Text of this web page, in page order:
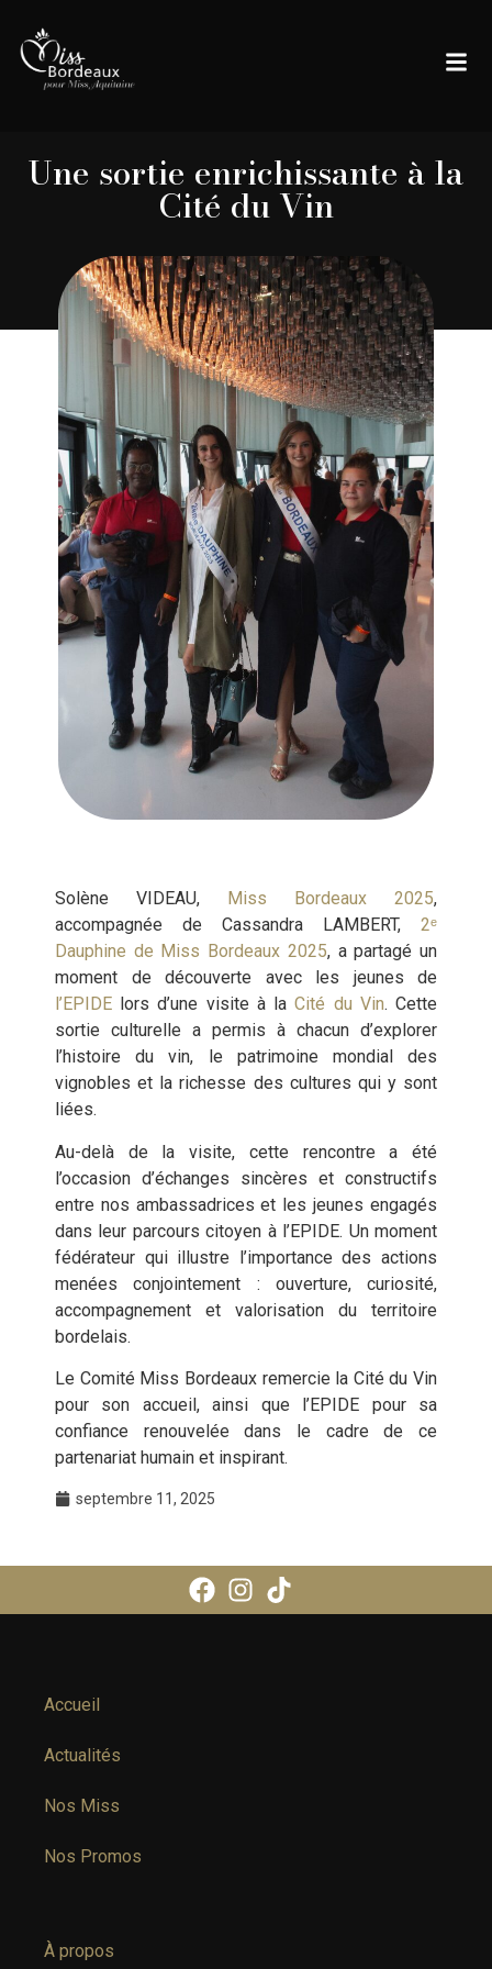
Une sortie enrichissante à la
Cité du Vin
Solène VIDEAU, Miss Bordeaux 2025,
accompagnée de Cassandra LAMBERT, 2ᵉ
Dauphine de Miss Bordeaux 2025, a partagé un
moment de découverte avec les jeunes de
l’EPIDE lors d’une visite à laCité du Vin. Cette
sortie culturelle a permis à chacun d’explorer
l’histoire du vin, le patrimoine mondial des
vignobles et la richesse des cultures qui y sont
liées.
Au-delà de la visite, cette rencontre a été
l’occasion d’échanges sincères et constructifs
entre nos ambassadrices et les jeunes engagés
dans leur parcours citoyen à l’EPIDE. Un moment
fédérateur qui illustre l’importance des actions
menées conjointement : ouverture, curiosité,
accompagnement et valorisation du territoire
bordelais.
Le Comité Miss Bordeaux remercie la Cité du Vin
pour son accueil, ainsi que l’EPIDE pour sa
confiance renouvelée dans le cadre de ce
partenariat humain et inspirant.
septembre 11, 2025
Accueil
Actualités
Nos Miss
Nos Promos
À propos